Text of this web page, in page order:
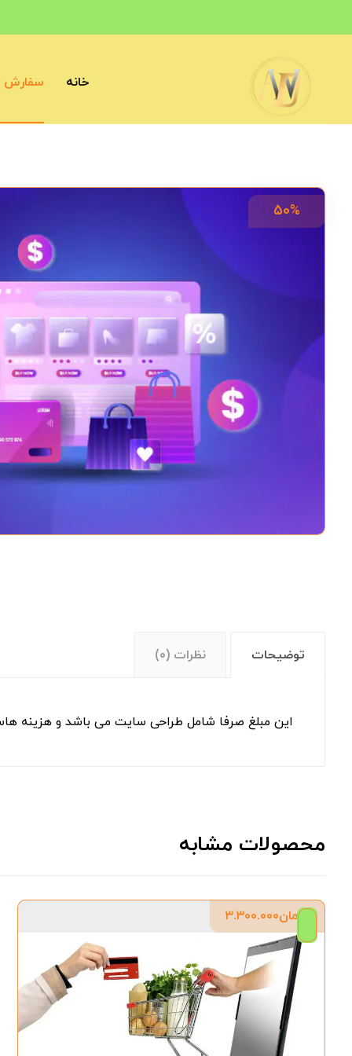
خانه سفارش
۵۰%
توضیحات نظرات (۰)
این مبلغ صرفا شامل طراحی سایت می باشد و هزینه
محصولات مشابه
تومان۳.۳۰۰.۰۰۰